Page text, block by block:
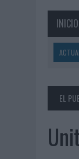
INICIO
05/
05/
EL